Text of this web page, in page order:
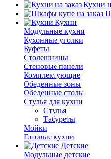
Кухни
Кухни
Модульные кухни
Кухонные уголки
Буфеты
Столешницы
Стеновые панели
Комплектующие
Обеденные зоны
Обеденные столы
Стулья для кухни
Cтулья
Табуреты
Мойки
Готовые кухни
Детские
Модульные детские